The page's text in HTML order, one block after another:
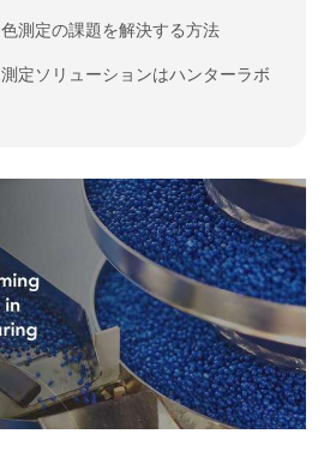
測定の課題を解決する方法
定ソリューションはハンターラボ